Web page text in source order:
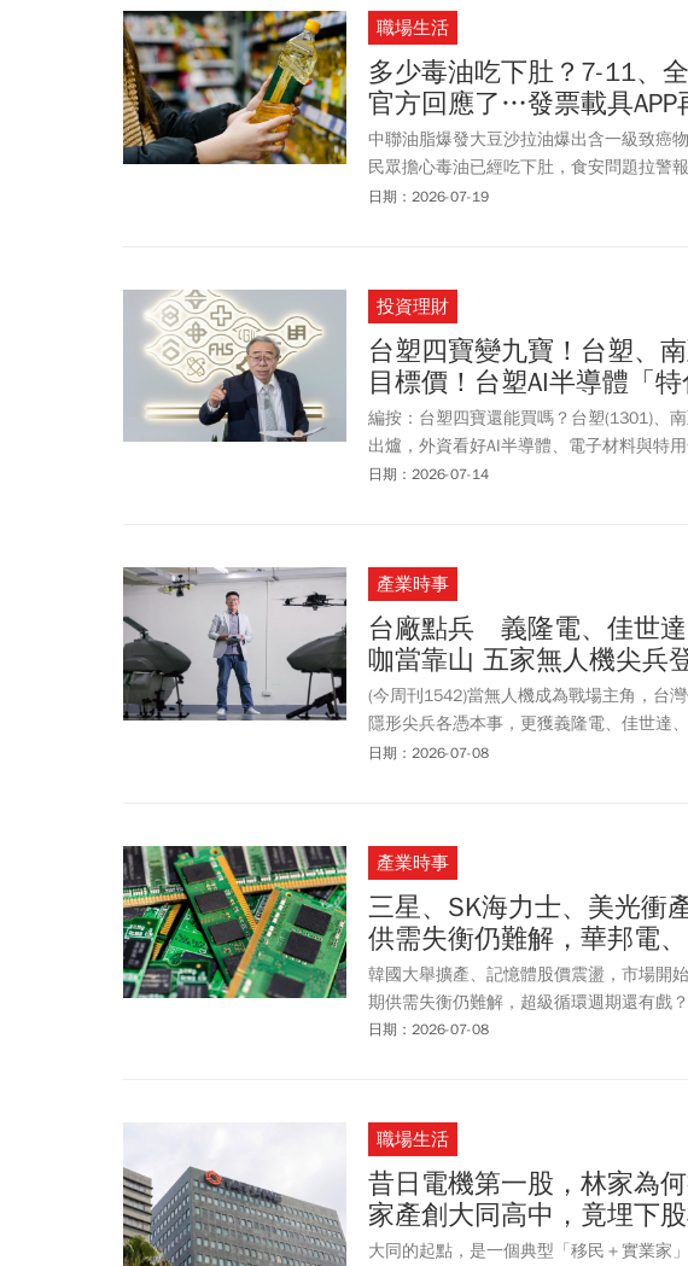
職場生活
多少毒油吃下肚？7-11、
官方回應了…發票載具APP
中聯油脂爆發大豆沙拉油爆出含一級致癌
民眾擔心毒油已經吃下肚，食安問題拉警
鮮食，退貨時間、方法曝光。另外，網傳
快速查詢是否曾購買受影響商品。
日期：2026-07-19
投資理財
台塑四寶變九寶！台塑、
目標價！台塑AI半導體「
編按：台塑四寶還能買嗎？台塑(1301)、
出爐，外資看好AI半導體、電子材料與特
「九寶」的關鍵、特化帝國組織圖，以及
日期：2026-07-14
產業時事
台廠點兵 義隆電、佳世
咖當靠山 五家無人機尖兵
(今周刊1542)當無人機成為戰場主角，台
隱形尖兵各憑本事，更獲義隆電、佳世達
門，站上非紅供應鏈的浪頭。
日期：2026-07-08
產業時事
三星、SK海力士、美光衝
供需失衡仍難解，華邦電
韓國大舉擴產、記憶體股價震盪，市場開
期供需失衡仍難解，超級循環週期還有戲？
日期：2026-07-08
職場生活
昔日電機第一股，林家為
家產創大同高中，竟埋下
大同的起點，是一個典型「移民＋實業家